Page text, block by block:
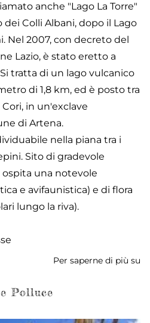
anche "Lago La Torre"
Colli Albani, dopo il Lago
Nel 2007, con decreto del
Lazio, è stato eretto a
tratta di un lago vulcanico
di 1,8 km, ed è posto tra
in un'exclave
di Artena.
nella piana tra i
Sito di gradevole
ospita una notevole
e avifaunistica) e di flora
lungo la riva).
Per saperne di più su
Polluce